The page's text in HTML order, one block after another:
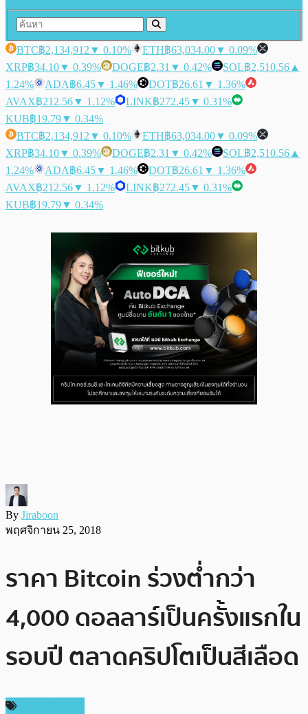
BTC฿2,134,912 ▼ 0.10% ETH฿63,034.00▼ 0.09%
XRP฿34.10▼ 0.39% DOGE฿2.31 ▼ 0.42% SOL฿2,510.56 ▲
1.24%
ADA฿6.45▼ 1.46% DOT฿26.61 ▼ 1.36%
AVAX฿212.56▼ 1.12% LINK฿272.45▼ 0.31%
KUB฿19.79▼ 0.34%
BTC฿2,134,912 ▼ 0.10% ETH฿63,034.00▼ 0.09%
XRP฿34.10▼ 0.39% DOGE฿2.31 ▼ 0.42% SOL฿2,510.56 ▲
1.24%
ADA฿6.45▼ 1.46% DOT฿26.61 ▼ 1.36%
AVAX฿212.56▼ 1.12% LINK฿272.45▼ 0.31%
KUB฿19.79▼ 0.34%
By Jiraboon
พฤศจิกายน 25, 2018
ราคา Bitcoin ร่วงต่ำกว่า
4,000 ดอลลาร์เป็นครั้งแรกใน
รอบปี ตลาดคริปโตเป็นสีเลือด